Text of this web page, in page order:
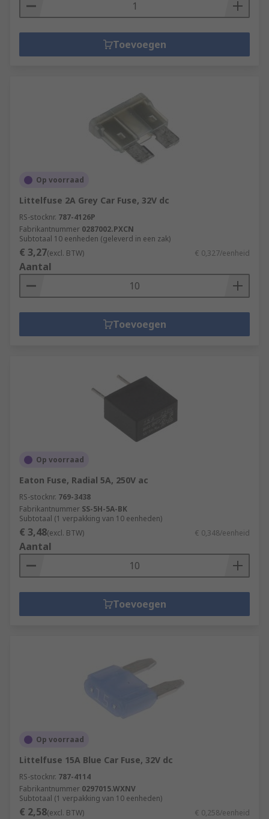
Toevoegen
Op voorraad
Littelfuse 2A Grey Car Fuse, 32V dc
RS-stocknr. 787-4126P
Fabrikantnummer 0287002.PXCN
Subtotaal 10 eenheden (geleverd in een zak)
€ 3,27(excl. BTW) € 0,327/eenheid
Aantal
Toevoegen
Op voorraad
Eaton Fuse, Radial 5A, 250V ac
RS-stocknr. 769-3438
Fabrikantnummer SS-5H-5A-BK
Subtotaal (1 verpakking van 10 eenheden)
€ 3,48(excl. BTW) € 0,348/eenheid
Aantal
Toevoegen
Op voorraad
Littelfuse 15A Blue Car Fuse, 32V dc
RS-stocknr. 787-4114
Fabrikantnummer 0297015.WXNV
Subtotaal (1 verpakking van 10 eenheden)
€ 2,58(excl. BTW) € 0,258/eenheid